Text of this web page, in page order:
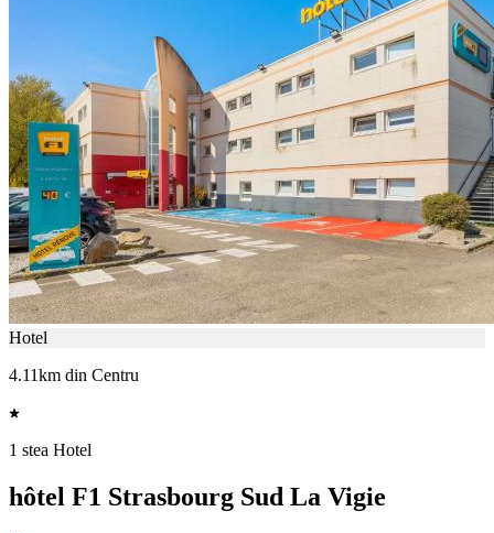
Hotel
4.11km din Centru
1 stea Hotel
hôtel F1 Strasbourg Sud La Vigie